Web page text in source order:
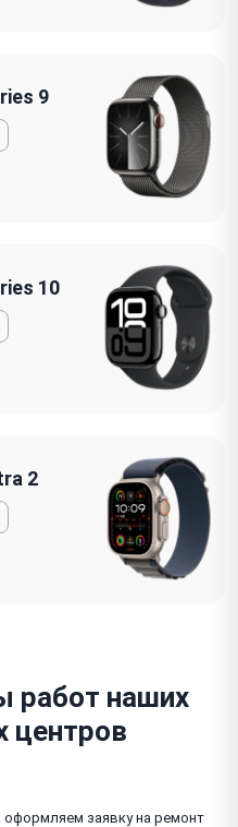
9
10
2
работ наших
центров
заявку на ремонт